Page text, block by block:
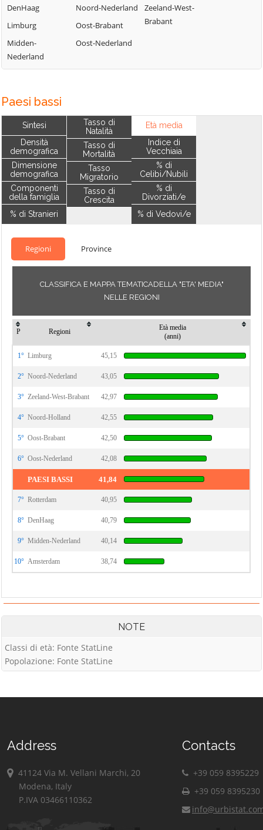
DenHaag
Limburg
Midden-
Nederland
Noord-Nederland
Oost-Brabant
Oost-Nederland
Zeeland-West-
Brabant
Paesi bassi
Sintesi
Densità
demografica
Dimensione
demografica
Componenti
della famiglia
% di Stranieri
Tasso di
Natalità
Tasso di
Mortalità
Tasso
Migratorio
Tasso di
Crescita
Età media
Indice di
Vecchiaia
% di
Celibi/Nubili
% di
Divorziati/e
% di Vedovi/e
Regioni Province
CLASSIFICA E MAPPA TEMATICADELLA "ETA' MEDIA"
NELLE REGIONI
P Regioni
Età media
(anni)
1° Limburg 45,15
2° Noord-Nederland 43,05
3° Zeeland-West-Brabant 42,97
4° Noord-Holland 42,55
5° Oost-Brabant 42,50
6° Oost-Nederland 42,08
PAESI BASSI 41,84
7° Rotterdam 40,95
8° DenHaag 40,79
9° Midden-Nederland 40,14
10° Amsterdam 38,74
NOTE
Classi di età: Fonte StatLine
Popolazione: Fonte StatLine
Address
41124 Via M. Vellani Marchi, 20
Modena, Italy
P.IVA 03466110362
Contacts
+39 059 8395229
+39 059 8395230